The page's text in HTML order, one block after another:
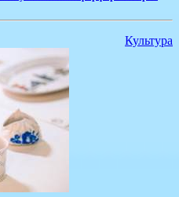
Культура